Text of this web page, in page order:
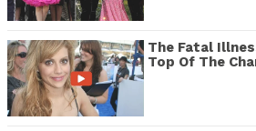
The Fatal
Top Of The